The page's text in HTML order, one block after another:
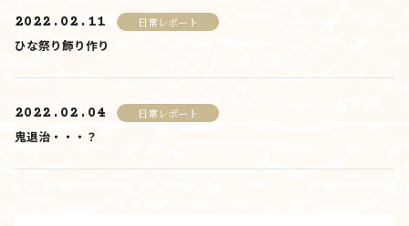
お問合せ
2022.02.11 日常レポート
ひな祭り飾り作り
2022.02.04 日常レポート
鬼退治・・・？